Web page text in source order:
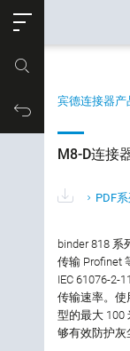
购物车产品筛选
M8-D连接器 -
连接类型
属性
产品类型
宾德连接器产
M8-D连接
PDF系
binder 818 系
传输 Profinet
IEC 61076-2-
传输速率。使
型的最大 100
够有效防护灰